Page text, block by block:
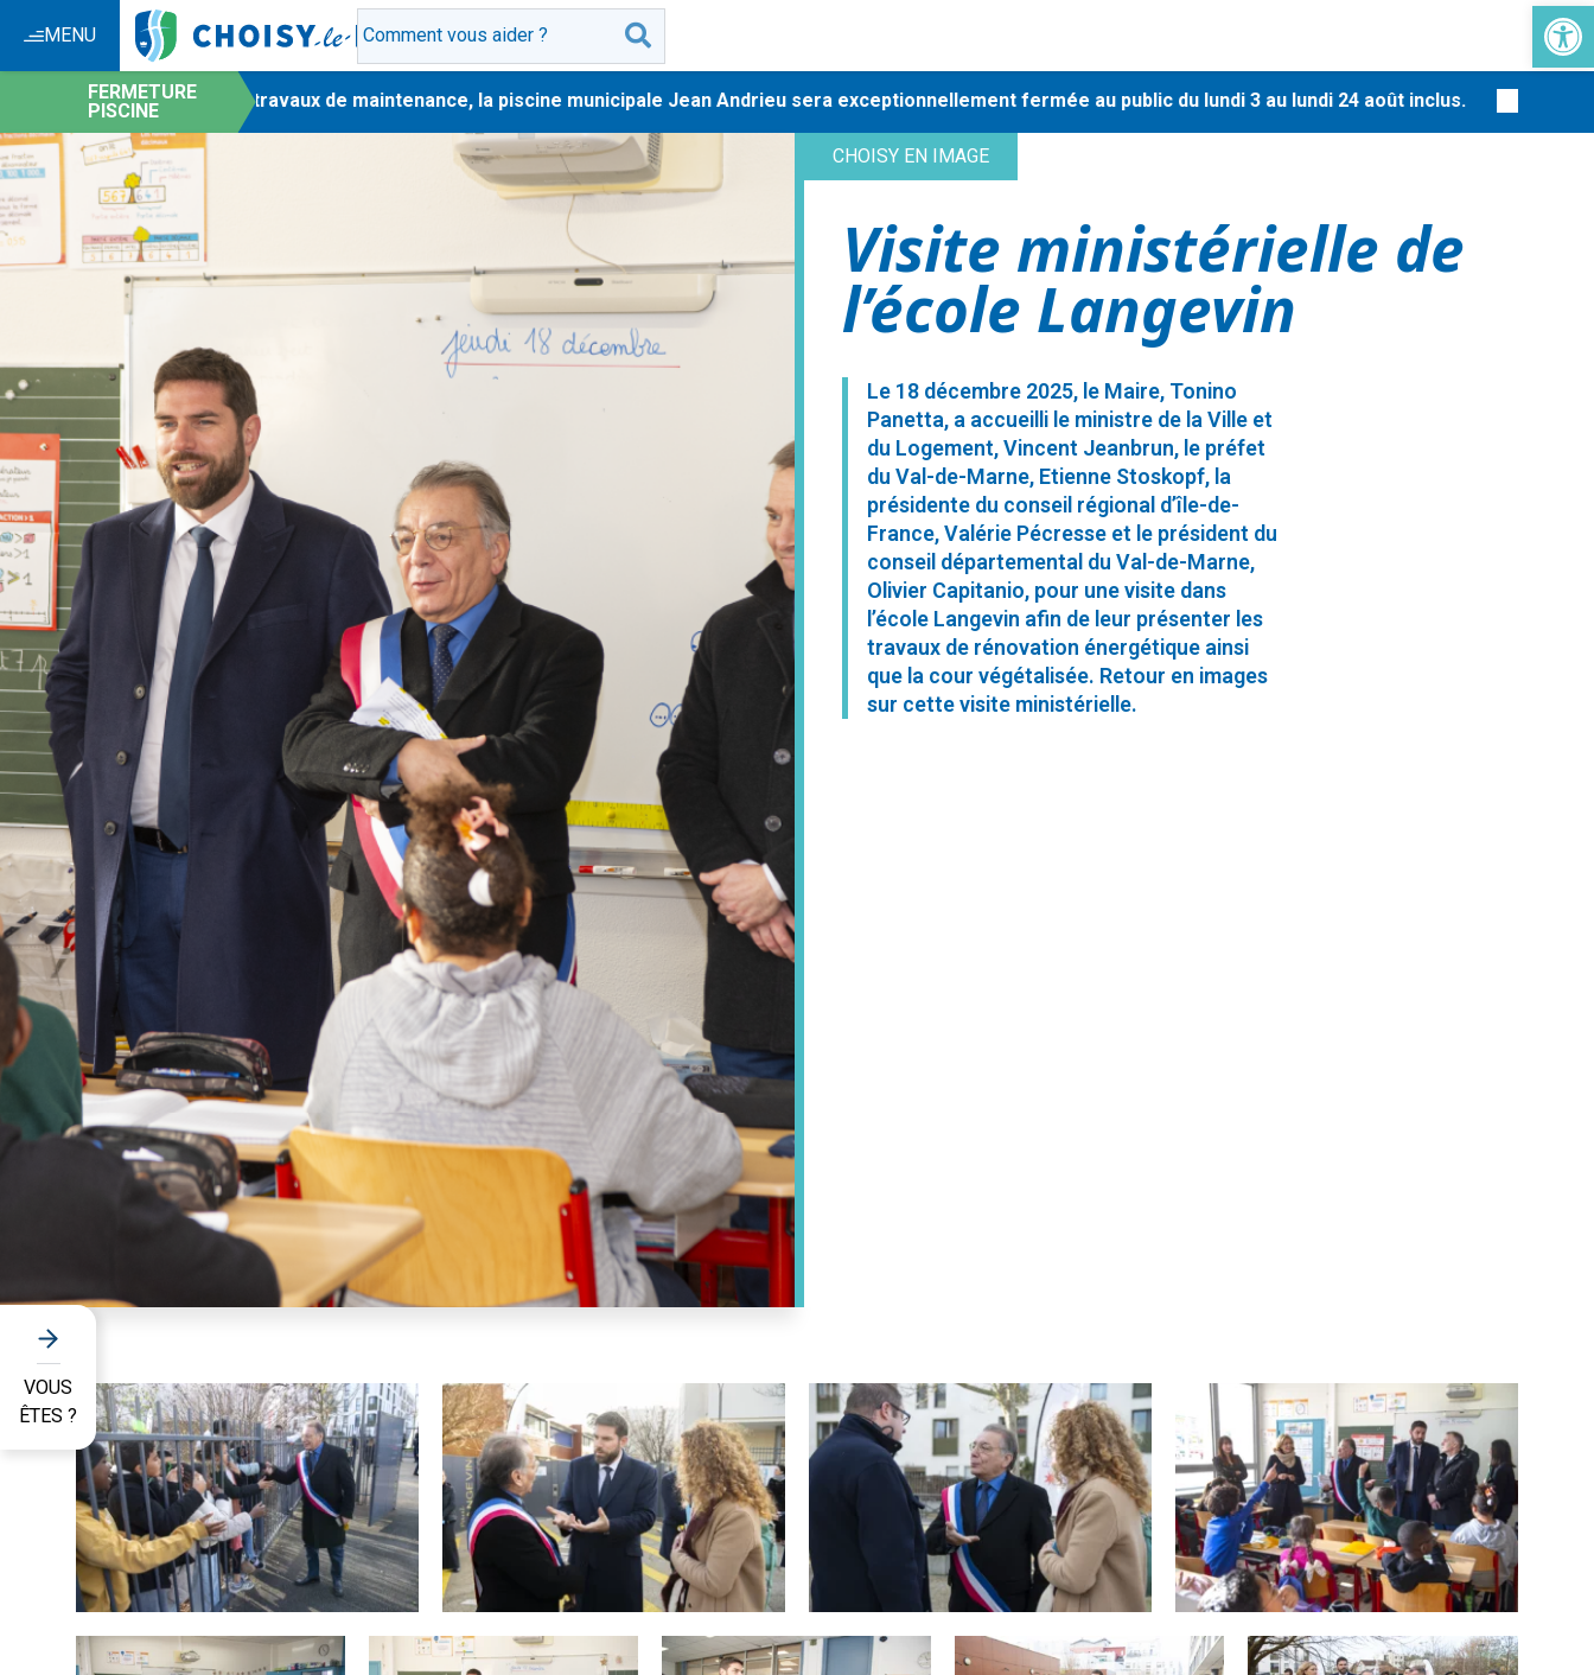
Ouvrir
MENU
FERMETURE
PISCINE
-En raison de travaux de maintenance, la piscine municipale Jean Andrieu sera exceptionnellement fermée au public du lundi 3 au lundi 24 août inclus. -
CHOISY EN IMAGE
Visite ministérielle de
l’école Langevin
Le 18 décembre 2025, le Maire, Tonino
Panetta, a accueilli le ministre de la Ville et
du Logement, Vincent Jeanbrun, le préfet
du Val-de-Marne, Etienne Stoskopf, la
présidente du conseil régional d’île-de-
France, Valérie Pécresse et le président du
conseil départemental du Val-de-Marne,
Olivier Capitanio, pour une visite dans
l’école Langevin afin de leur présenter les
travaux de rénovation énergétique ainsi
que la cour végétalisée. Retour en images
sur cette visite ministérielle.
VOUS
ÊTES ?